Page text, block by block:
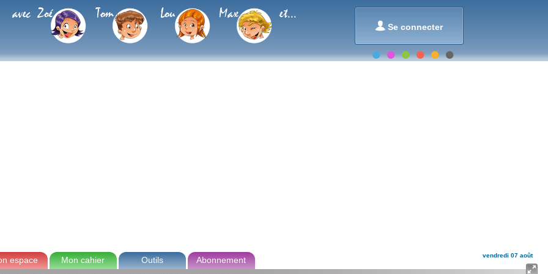
 Se connecter
avec Zoé Tom Lou Max et...
espace Mon cahier Outils Abonnement vendredi 07 août
